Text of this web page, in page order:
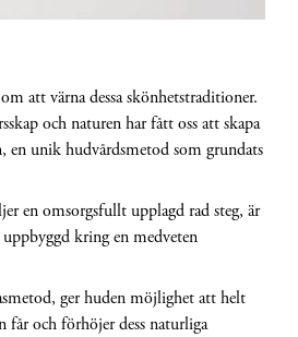
att värna dessa skönhetstraditioner.
och naturen har fått oss att skapa
en unik hudvårdsmetod som grundats
en omsorgsfullt upplagd rad steg, är
kring en medveten
ger huden möjlighet att helt
får och förhöjer dess naturliga